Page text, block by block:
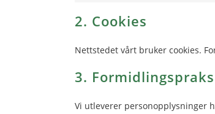
2. Cookies
Nettstedet vårt bruker cookies.
3.
Vi utleverer personopplysninger